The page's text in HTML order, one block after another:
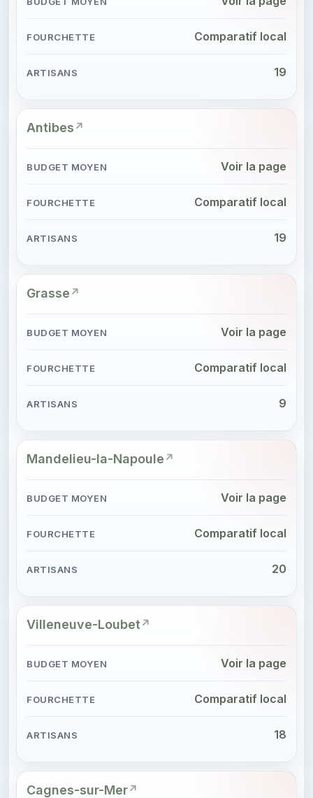
Comparatif local
19
Antibes
Voir la page
Comparatif local
19
Grasse
Voir la page
Comparatif local
9
Mandelieu-la-Napoule
Voir la page
Comparatif local
20
Villeneuve-Loubet
Voir la page
Comparatif local
18
Cagnes-sur-Mer